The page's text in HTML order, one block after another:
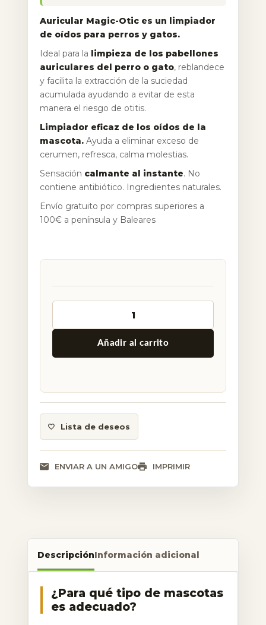
Auricular Magic-Otic es un limpiador
de oídos para perros y gatos.
Ideal para la limpieza de los pabellones
auriculares del perro o gato, reblandece
y facilita la extracción de la suciedad
acumulada ayudando a evitar de esta
manera el riesgo de otitis.
Limpiador eficaz de los oídos de la
mascota. Ayuda a eliminar exceso de
cerumen, refresca, calma molestias.
Sensación calmante al instante. No
contiene antibiótico. Ingredientes naturales.
Envío gratuito por compras superiores a
100€ a península y Baleares
Añadir al carrito
Alternative:
Lista de deseos
ENVIAR A UN AMIGO IMPRIMIR
DescripciónInformación adicional
¿Para qué tipo de mascotas
es adecuado?